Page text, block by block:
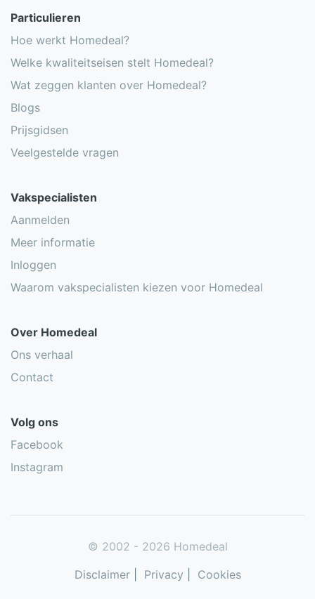
Particulieren
Hoe werkt Homedeal?
Welke kwaliteitseisen stelt Homedeal?
Wat zeggen klanten over Homedeal?
Blogs
Prijsgidsen
Veelgestelde vragen
Vakspecialisten
Aanmelden
Meer informatie
Inloggen
Waarom vakspecialisten kiezen voor Homedeal
Over Homedeal
Ons verhaal
Contact
Volg ons
Facebook
Instagram
© 2002 - 2026 Homedeal
Disclaimer| Privacy Cookies